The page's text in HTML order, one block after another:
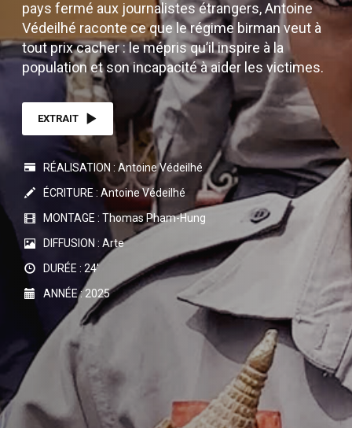
pays fermé aux journalistes étrangers, Antoine
Védeilhé raconte ce que le régime birman veut à
tout prix cacher : le mépris qu’il inspire à la
population et son incapacité à aider les victimes.
EXTRAIT
RÉALISATION : Antoine Védeilhé
ÉCRITURE : Antoine Védeilhé
MONTAGE : Thomas Pham-Hung
DIFFUSION : Arte
DURÉE : 24'
ANNÉE : 2025